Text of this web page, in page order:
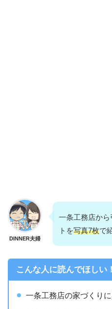
DINNER夫婦
一条工務店か
トを写真7枚で
こんな人に読んでほしい！
一条工務店の家づくりに